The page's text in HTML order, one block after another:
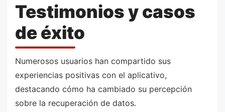
Testimonios y casos
de éxito
Numerosos usuarios han compartido sus
experiencias positivas con el aplicativo,
destacando cómo ha cambiado su percepción
sobre la recuperación de datos.